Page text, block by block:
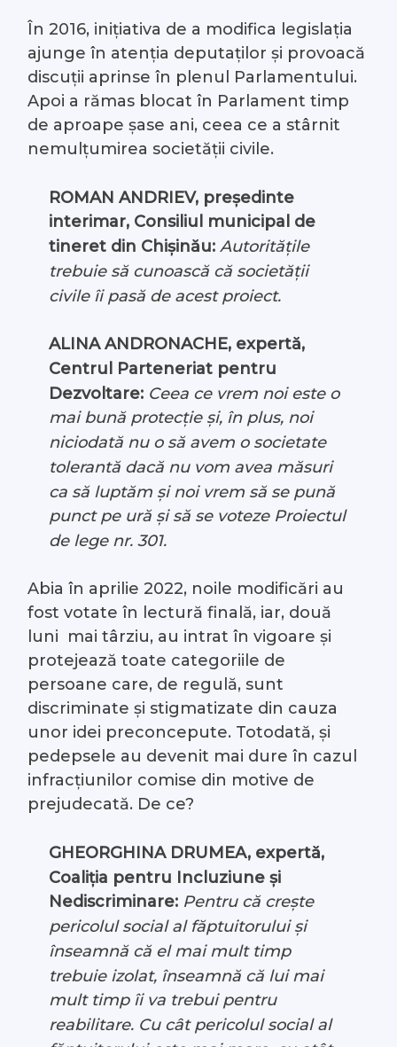
În 2016, inițiativa de a modifica legislația
ajunge în atenția deputaților și provoacă
discuții aprinse în plenul Parlamentului.
Apoi a rămas blocat în Parlament timp
de aproape șase ani, ceea ce a stârnit
nemulțumirea societății civile.
ROMAN ANDRIEV, președinte
interimar, Consiliul municipal de
tineret din Chișinău:Autoritățile
trebuie să cunoască că societății
civile îi pasă de acest proiect.
ALINA ANDRONACHE, expertă,
Centrul Parteneriat pentru
Dezvoltare: Ceea ce vrem noi este o
mai bună protecție și, în plus, noi
niciodată nu o să avem o societate
tolerantă dacă nu vom avea măsuri
ca să luptăm și noi vrem să se pună
punct pe ură și să se voteze Proiectul
de lege nr. 301.
Abia în aprilie 2022, noile modificări au
fost votate în lectură finală, iar, două
luni mai târziu, au intrat în vigoare și
protejează toate categoriile de
persoane care, de regulă, sunt
discriminate și stigmatizate din cauza
unor idei preconcepute. Totodată, și
pedepsele au devenit mai dure în cazul
infracțiunilor comise din motive de
prejudecată. De ce?
GHEORGHINA DRUMEA, expertă,
Coaliția pentru Incluziune și
Nediscriminare: Pentru că crește
pericolul social al făptuitorului și
înseamnă că el mai mult timp
trebuie izolat, înseamnă că lui mai
mult timp îi va trebui pentru
reabilitare. Cu cât pericolul social al